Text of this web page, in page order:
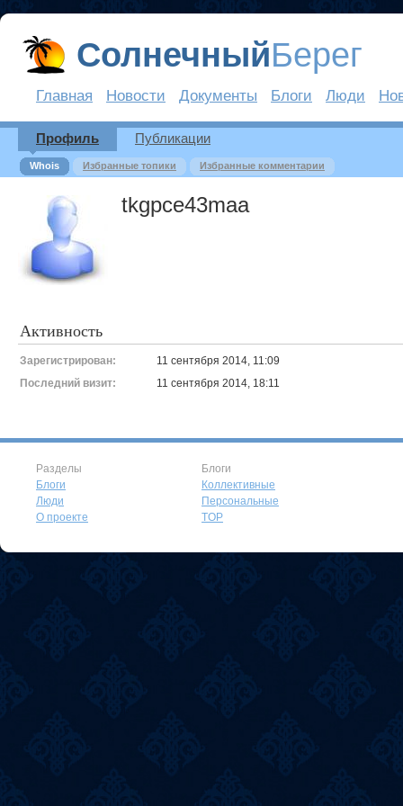
СолнечныйБерег
Главная Новости Документы Блоги Люди
Профиль
Whois Избранные топики Избранные комментарии
Публикации
tkgpce43maa
Активность
Зарегистрирован:
11 сентября 2014, 11:09
Последний визит:
11 сентября 2014, 18:11
Разделы
Блоги
Люди
О проекте
Блоги
Коллективные
Персональные
TOP